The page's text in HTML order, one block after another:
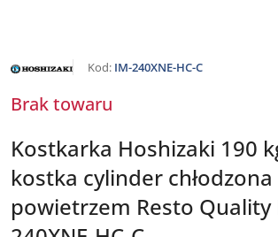
NAZWA
PRODUCENTA:Kod: IM-240XNE-HC-C
Brak towaru
Kostkarka Hoshizaki 190
kostka cylinder chłodzona
powietrzem Resto Quality